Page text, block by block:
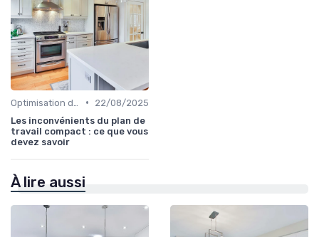
•
22/08/2025
Les inconvénients du plan de
travail compact : ce que vous
devez savoir
À lire aussi